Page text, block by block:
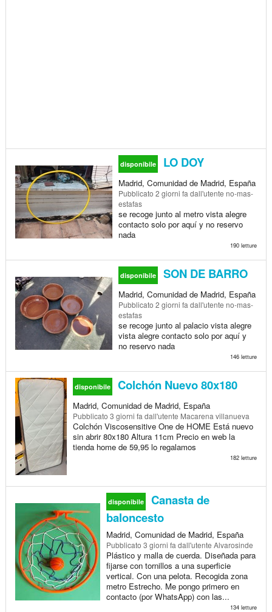
disponibile LO DOY
Madrid, Comunidad de Madrid, España
Pubblicato 2 giorni fa dall'utente no-mas-
estafas
se recoge junto al metro vista alegre
contacto solo por aquí y no reservo
nada
190 letture
disponibile SON DE BARRO
Madrid, Comunidad de Madrid, España
Pubblicato 2 giorni fa dall'utente no-mas-
estafas
se recoge junto al palacio vista alegre
vista alegre contacto solo por aquí y
no reservo nada
146 letture
disponibile Colchón Nuevo 80x180
Madrid, Comunidad de Madrid, España
Pubblicato 3 giorni fa dall'utente Macarena villanueva
Colchón Viscosensitive One de HOME Está nuevo
sin abrir 80x180 Altura 11cm Precio en web la
tienda home de 59,95 lo regalamos
182 letture
disponibile
Canasta de
baloncesto
Madrid, Comunidad de Madrid, España
Pubblicato 3 giorni fa dall'utente Alvarosinde
Plástico y malla de cuerda. Diseñada para
fijarse con tornillos a una superficie
vertical. Con una pelota. Recogida zona
metro Estrecho. Me pongo primero en
contacto (por WhatsApp) con las...
134 letture